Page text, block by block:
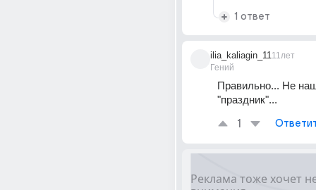
1 ответ
ilia_kaliagin_11
Гений
11лет
Правильно... Не
"праздник"...
1